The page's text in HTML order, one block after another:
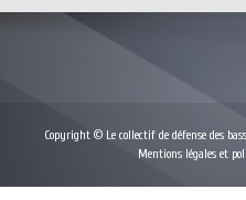
Copyright © Le collectif de défense des
Mentions légales et